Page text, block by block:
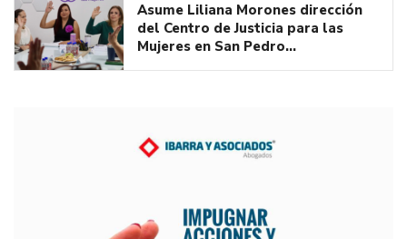
Asume Liliana Morones dirección
del Centro de Justicia para las
Mujeres en San Pedro…